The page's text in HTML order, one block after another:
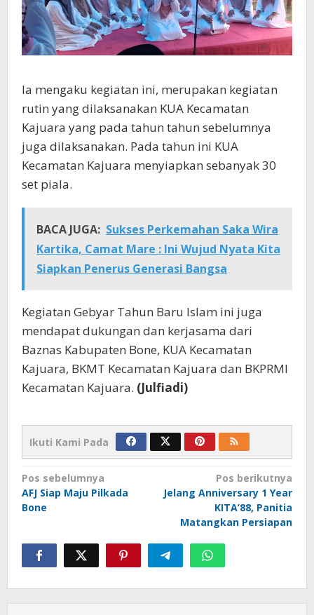
Ia mengaku kegiatan ini, merupakan kegiatan
rutin yang dilaksanakan KUA Kecamatan
Kajuara yang pada tahun tahun sebelumnya
juga dilaksanakan. Pada tahun ini KUA
Kecamatan Kajuara menyiapkan sebanyak 30
set piala.
BACA JUGA: Sukses Perkemahan Saka Wira
Kartika, Camat Mare : Ini Wujud Nyata Kita
Siapkan Penerus Generasi Bangsa
Kegiatan Gebyar Tahun Baru Islam ini juga
mendapat dukungan dan kerjasama dari
Baznas Kabupaten Bone, KUA Kecamatan
Kajuara, BKMT Kecamatan Kajuara dan BKPRMI
Kecamatan Kajuara. (Julfiadi)
Ikuti Kami Pada
Navigasi
pos
Pos sebelumnya
AFJ Siap Maju Pilkada
Bone
Pos berikutnya
Jelang Anniversary 1 Year
KITA’88, Panitia
Matangkan Persiapan